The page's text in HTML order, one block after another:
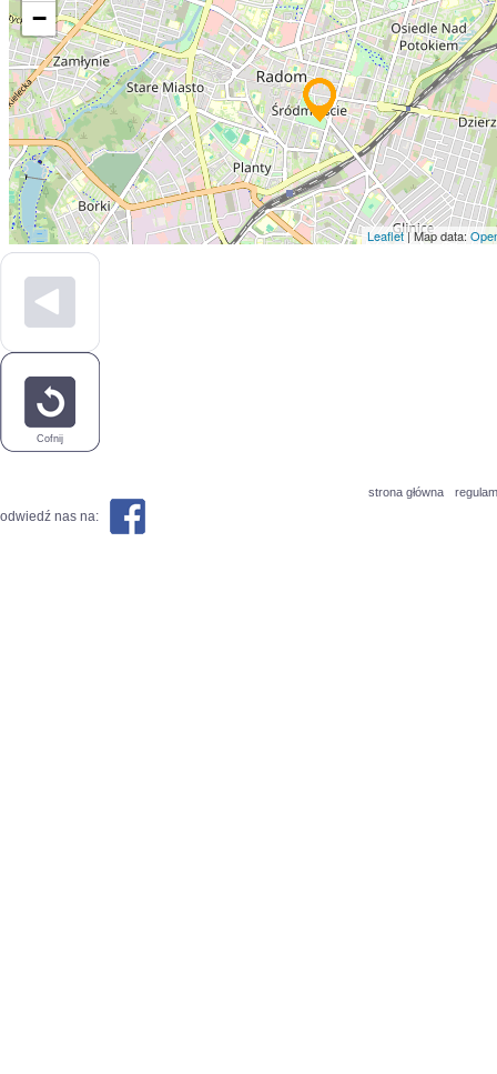
−
Leaflet| Map data:
Cofnij
strona główna
odwiedź nas na: